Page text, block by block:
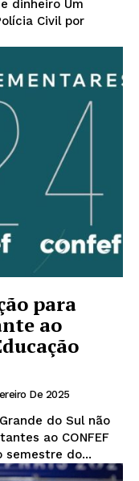
Um
Civil por
para
ao
De 2025
do Sul não
ao CONFEF
semestre do...